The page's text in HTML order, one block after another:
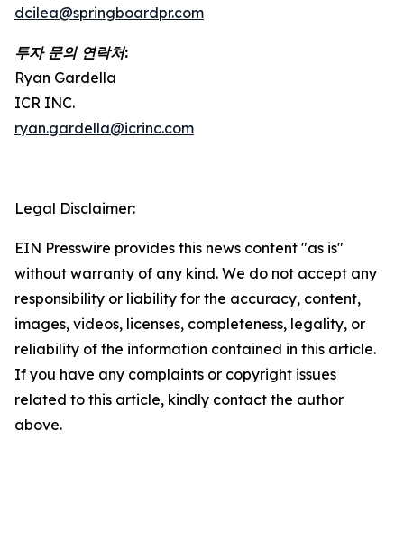
dcilea@springboardpr.com
투자 문의 연락처:
Ryan Gardella
ICR INC.
ryan.gardella@icrinc.com
Legal Disclaimer:
EIN Presswire provides this news content "as is"
without warranty of any kind. We do not accept any
responsibility or liability for the accuracy, content,
images, videos, licenses, completeness, legality, or
reliability of the information contained in this article.
If you have any complaints or copyright issues
related to this article, kindly contact the author
above.